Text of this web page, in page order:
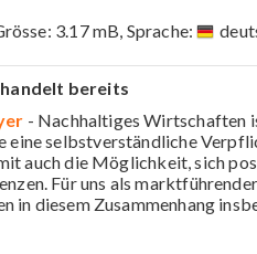
3.17 mB, Sprache:
bereits
- Nachhaltiges Wirtschaften
eine selbstverständliche
auch die Möglichkeit, sich
Für uns als
in diesem Zusammenhang